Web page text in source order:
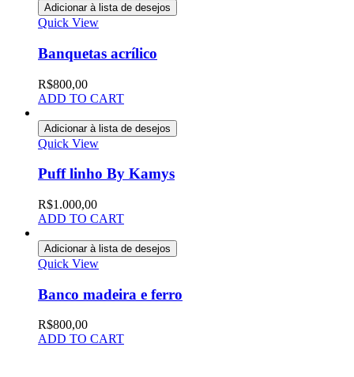
Adicionar à lista de desejos
Quick View
Banquetas acrílico
R$800,00
ADD TO CART
Adicionar à lista de desejos
Quick View
Puff linho By Kamys
R$1.000,00
ADD TO CART
Adicionar à lista de desejos
Quick View
Banco madeira e ferro
R$800,00
ADD TO CART